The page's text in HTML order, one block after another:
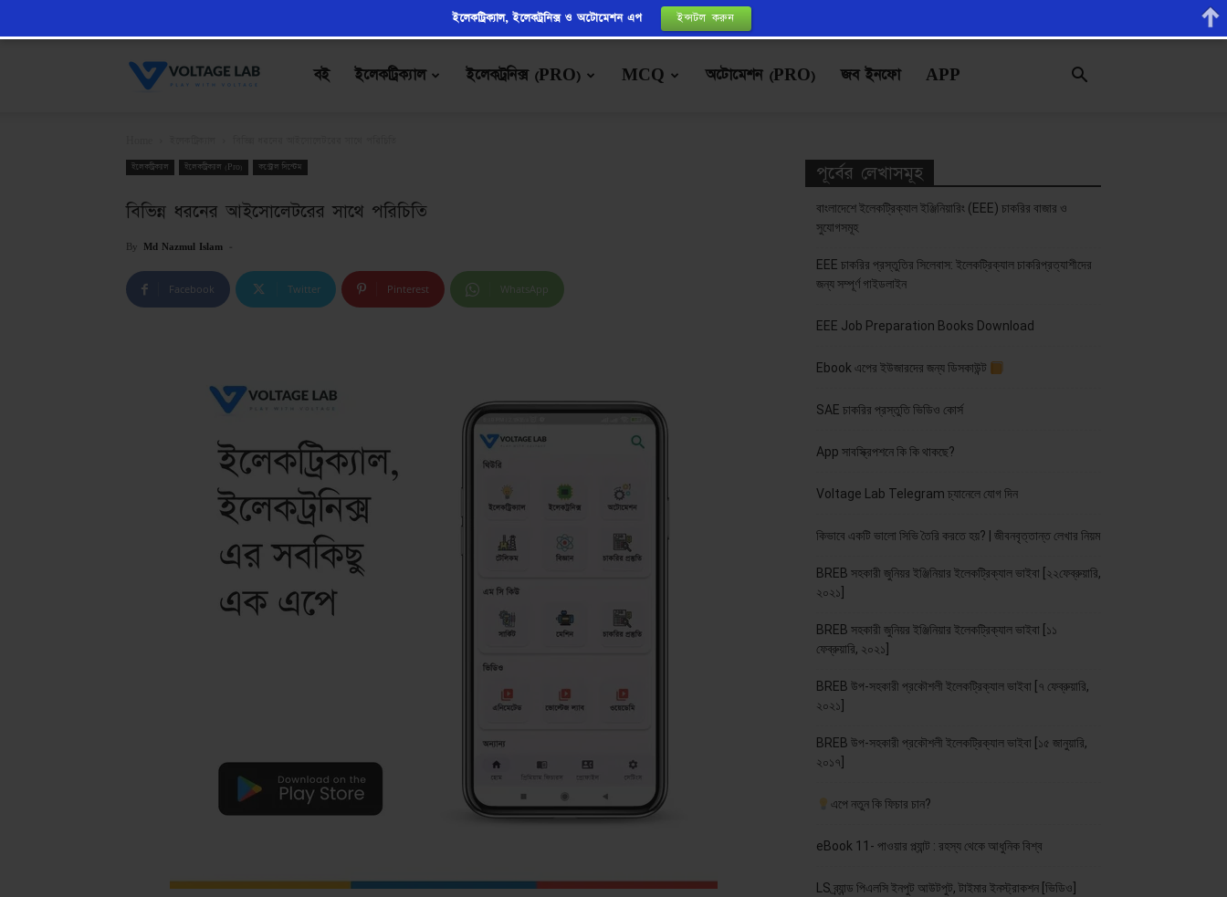
VoltageLab
বই ইলেকট্রিক্যাল ইলেকট্রনিক্স (PRO) MCQ অটোমেশন (PRO) জব ইনফো APP
ইলেকট্রিক্যাল ইলেকট্রিক্যাল (Pro) কন্ট্রোল সিস্টেম
বিভিন্ন ধরনের আইসোলেটরের সাথে পরিচিতি
By Md Nazmul Islam -
Facebook Twitter Pinterest WhatsApp
পূর্বের লেখাসমূহ
বাংলাদেশে ইলেকট্রিক্যাল ইঞ্জিনিয়ারিং (EEE) চাকরির বাজার ও
সুযোগসমূহ
EEE চাকরির প্রস্তুতির সিলেবাস: ইলেকট্রিক্যাল চাকরিপ্রত্যাশীদের
জন্য সম্পূর্ণ গাইডলাইন
EEE Job Preparation Books Download
Ebook এপের ইউজারদের জন্য ডিসকাউন্ট
SAE চাকরির প্রস্তুতি ভিডিও কোর্স
App সাবস্ক্রিপশনে কি কি থাকছে?
Voltage Lab Telegram চ্যানেলে যোগ দিন
কিভাবে একটি ভালো সিভি তৈরি করতে হয়? | জীবনবৃত্তান্ত লেখার নিয়ম
BREB সহকারী জুনিয়র ইঞ্জিনিয়ার ইলেকট্রিক্যাল ভাইবা [২২ফেব্রুয়ারি,
২০২১]
BREB সহকারী জুনিয়র ইঞ্জিনিয়ার ইলেকট্রিক্যাল ভাইবা [১১
ফেব্রুয়ারি, ২০২১]
BREB উপ-সহকারী প্রকৌশলী ইলেকট্রিক্যাল ভাইবা [৭ ফেব্রুয়ারি,
২০২১]
BREB উপ-সহকারী প্রকৌশলী ইলেকট্রিক্যাল ভাইবা [১৫ জানুয়ারি,
২০১৭]
এপে নতুন কি ফিচার চান?
eBook 11- পাওয়ার প্ল্যান্ট : রহস্য থেকে আধুনিক বিশ্ব
LS ব্র্যান্ড পিএলসি ইনপুট আউটপুট, টাইমার ইনস্ট্রাকশন [ভিডিও]
ইলেকট্রিক্যাল, ইলেকট্রনিক্স ও অটোমেশন এপ ইন্সটল করুন